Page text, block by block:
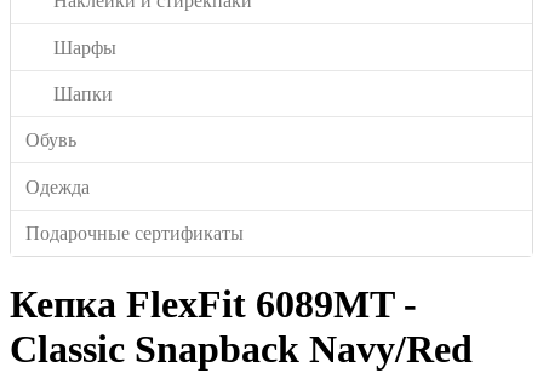
Шарфы
Шапки
Обувь
Одежда
Подарочные сертификаты
Кепка FlexFit 6089MT -
Classic Snapback Navy/Red